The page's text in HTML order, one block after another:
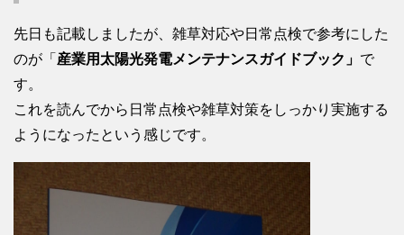
先日も記載しましたが、雑草対応や日常点検で参考にした
のが「 産業用太陽光発電メンテナンスガイドブック」 で
す。
これを読んでから日常点検や雑草対策をしっかり実施する
ようになったという感じです。